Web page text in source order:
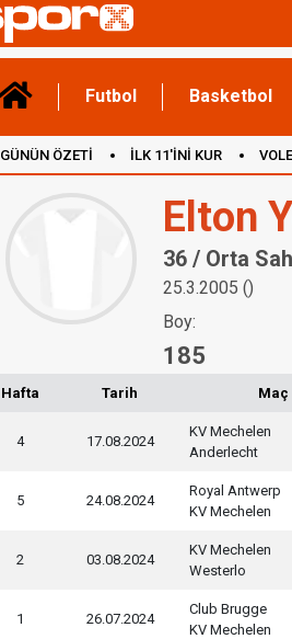
Futbol Basketbol
GÜNÜN ÖZETİ İLK 11'İNİ KUR
Elton
36 / Orta
25.3.2005 ()
Boy:
185
Hafta Tarih Maç
4 17.08.2024
KV Mechelen
Anderlecht
5 24.08.2024
Royal Antwerp
KV Mechelen
2 03.08.2024
KV Mechelen
Westerlo
1 26.07.2024
Club Brugge
KV Mechelen